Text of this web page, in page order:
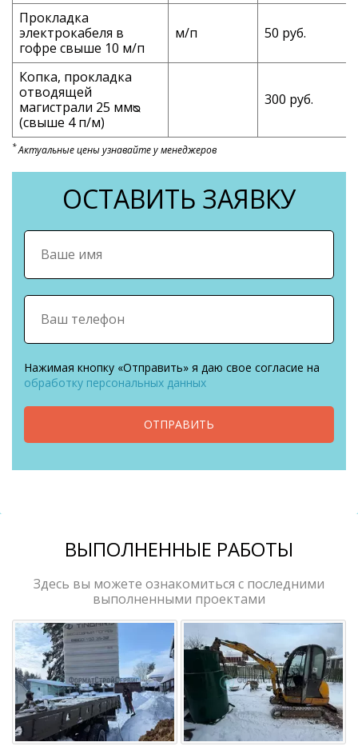
Прокладка
электрокабеля в
гофре свыше 10 м/п
м/п 50 руб.
Копка, прокладка
отводящей
магистрали 25 ммᴓ
(свыше 4 п/м)
300 руб.
*Актуальные цены узнавайте у менеджеров
ОСТАВИТЬ ЗАЯВКУ
Нажимая кнопку «Отправить» я даю свое согласие на
обработку персональных данных
ОТПРАВИТЬ
ВЫПОЛНЕННЫЕ РАБОТЫ
Здесь вы можете ознакомиться с последними
выполненными проектами